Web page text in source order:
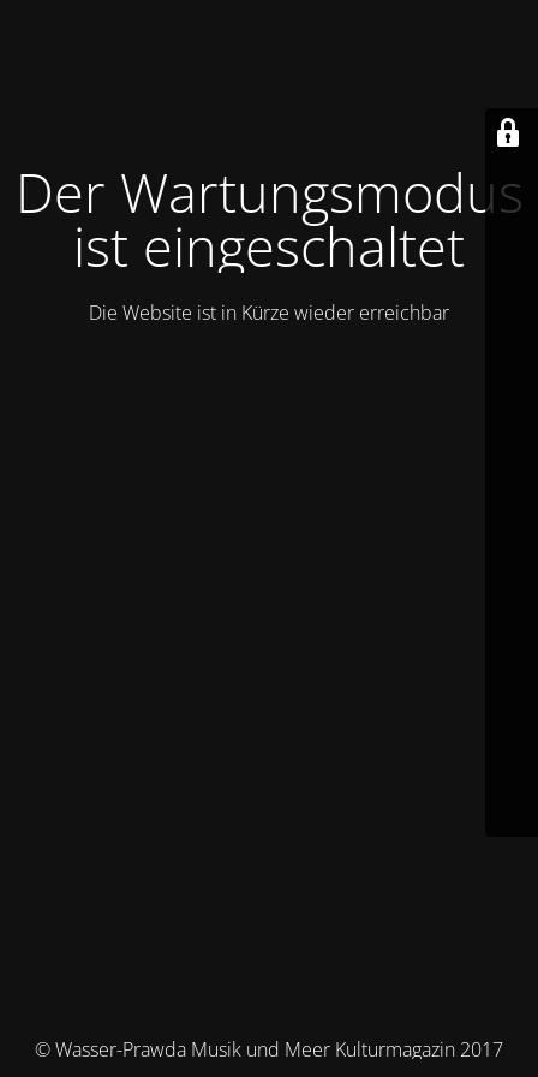
Der Wartungsmodus
ist eingeschaltet
Die Website ist in Kürze wieder erreichbar
© Wasser-Prawda Musik und Meer Kulturmagazin 2017